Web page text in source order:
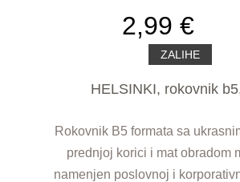
2,99 €
ZALIHE
HELSINKI, rokovnik
Rokovnik B5 formata sa
prednjoj korici i mat obradom
namenjen poslovnoj i